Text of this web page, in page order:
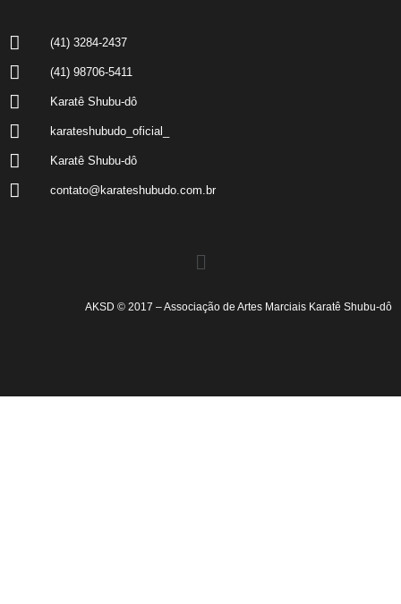
(41) 3284-2437
(41) 98706-5411
Karatê Shubu-dô
karateshubudo_oficial_
Karatê Shubu-dô
contato@karateshubudo.com.br
AKSD © 2017 – Associação de Artes Marciais Karatê Shubu-dô